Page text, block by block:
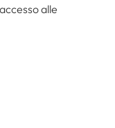
alle